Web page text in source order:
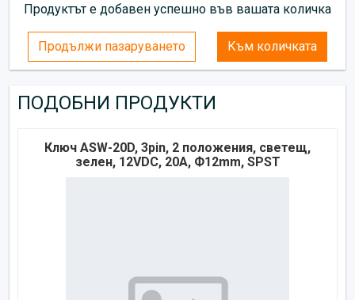
Продуктът е добавен успешно във вашата количка
Продължи пазаруването Към количката
ПОДОБНИ ПРОДУКТИ
Ключ ASW-20D, 3pin, 2 положения, светещ,
зелен, 12VDC, 20A, Ф12mm, SPST